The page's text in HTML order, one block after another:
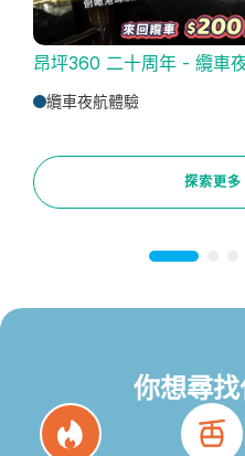
昂坪360 二十周年 - 纜車
纜車夜航體驗
探索更多
你想尋